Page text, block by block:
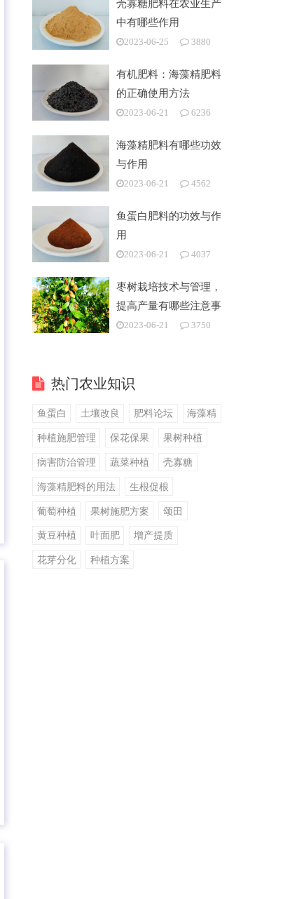
壳寡糖肥料在农业生产
中有哪些作用
2023-06-25 3880
有机肥料：海藻精肥料
的正确使用方法
2023-06-21 6236
海藻精肥料有哪些功效
与作用
2023-06-21 4562
鱼蛋白肥料的功效与作
用
2023-06-21 4037
枣树栽培技术与管理，
提高产量有哪些注意事
项2023-06-21 3750
热门农业知识
鱼蛋白 土壤改良 肥料论坛 海藻精
种植施肥管理 保花保果 果树种植
病害防治管理 蔬菜种植 壳寡糖
海藻精肥料的用法 生根促根
葡萄种植 果树施肥方案 颂田
黄豆种植 叶面肥 增产提质
花芽分化 种植方案